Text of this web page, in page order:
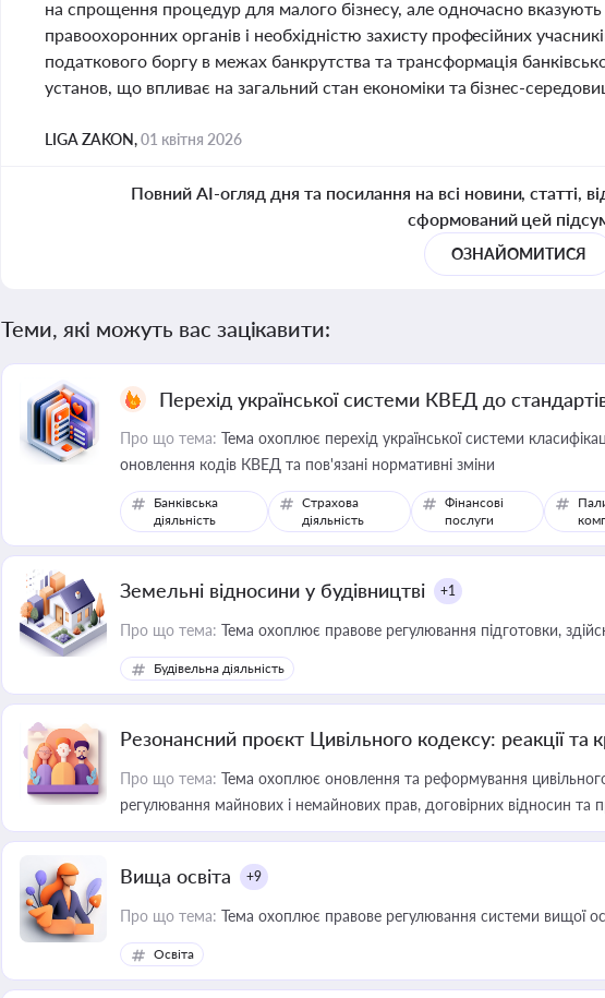
на спрощення процедур для малого бізнесу, але одночасно вказують
правоохоронних органів і необхідністю захисту професійних
податкового боргу в межах банкрутства та трансформація
установ, що впливає на загальний стан економіки та бізнес-
LIGA ZAKON,01 квітня 2026
Повний AI-огляд дня та посилання на всі новини, статті,
сформований цей
ОЗНАЙОМИТИСЯ
Теми, які можуть вас зацікавити:
Перехід української системи КВЕД до
Про що тема: Тема охоплює перехід української системи
оновлення кодів КВЕД та пов'язані нормативні зміни
Банківська
діяльність
Страхова
діяльність
Фінансові
послуги
Земельні відносини у будівництві +1
Про що тема: Тема охоплює правове регулювання підготовки,
Будівельна діяльність
Резонансний проєкт Цивільного кодексу: реакції та
Про що тема: Тема охоплює оновлення та реформування
регулювання майнових і немайнових прав, договірних відносин та
Вища освіта +9
Про що тема: Тема охоплює правове регулювання системи вищої
Освіта